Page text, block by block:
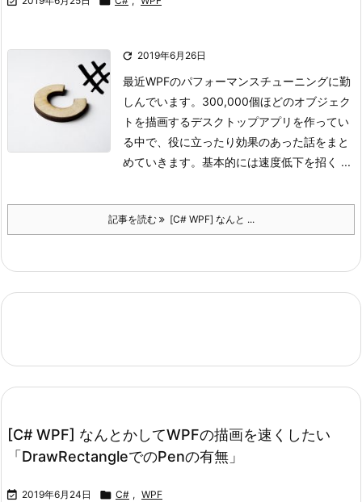
 2019年6月26日
最近WPFのパフォーマンスチューニングに勤
しんでいます。 300,000個ほどのオブジェク
トを描画するデスクトップアプリを作ってい
る中で、役に立ったり効果のあった話をまと
めていきます。 基本的には速度低下を招く ...
記事を読む [C# WPF] なんと ...
[C# WPF] なんとかしてWPFの描画を速くしたい
「DrawRectangleでのPenの有無」
 2019年6月24日  C# , WPF